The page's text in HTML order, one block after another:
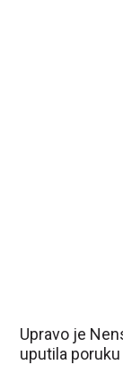
Upravo je
uputila